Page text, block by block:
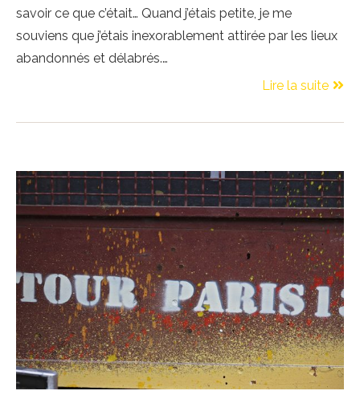
savoir ce que c’était… Quand j’étais petite, je me
souviens que j’étais inexorablement attirée par les lieux
abandonnés et délabrés.…
Lire la suite